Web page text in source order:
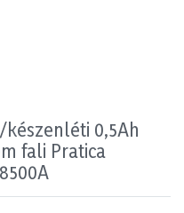
0,5Ah
fali Pratica